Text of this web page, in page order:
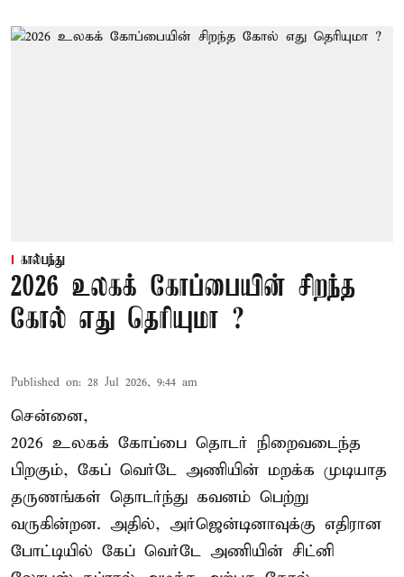
கால்பந்து
2026 உலகக் கோப்பையின் சிறந்த
கோல் எது தெரியுமா ?
Published on: 28 Jul 2026, 9:44 am
சென்னை,
2026 உலகக் கோப்பை தொடர் நிறைவடைந்த
பிறகும், கேப் வெர்டே அணியின் மறக்க முடியாத
தருணங்கள் தொடர்ந்து கவனம் பெற்று
வருகின்றன. அதில், அர்ஜென்டினாவுக்கு எதிரான
போட்டியில் கேப் வெர்டே அணியின் சிட்னி